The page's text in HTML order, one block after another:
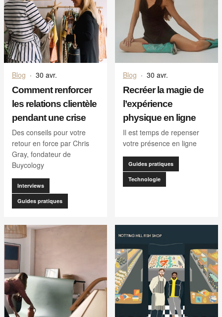
Blog · 30 avr.
Comment renforcer
les relations clientèle
pendant une crise
Des conseils pour votre
retour en force par Chris
Gray, fondateur de
Buycology
Interviews
Guides pratiques
Blog · 30 avr.
Recréer la magie de
l’expérience
physique en ligne
Il est temps de repenser
votre présence en ligne
Guides pratiques
Technologie